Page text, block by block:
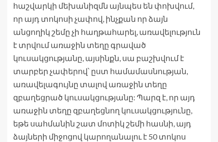
հաշվարկի մեխանիզմն այնպես են փոխվում,
որ այդ տոկոսի չափով, ինչքան որ ձայն
անցողիկ շեմը չի հաղթահարել, առավելություն
է տրվում առաջին տեղը գրաված
կուսակցությանը, այսինքն, սա բաշխվում է
տարբեր չափերով՝ ըստ համամասնության,
առավելագույնը տալով առաջին տեղը
զբաղեցրած կուսակցությանը: Պարզ է, որ այդ
առաջին տեղը զբաղեցնող կուսակցությունը,
եթե սահմանին շատ մոտիկ շեմի հասնի, այդ
ձայների միջոցով կարողանալու է 50 տոկոս